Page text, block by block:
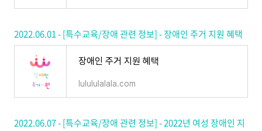
2022.06.01 - [특수교육/장애 관련 정보] - 장애인 주거 지원 혜택
장애인 주거 지원 혜택
lulululalala.com
2022.06.07 - [특수교육/장애 관련 정보] - 2022년 여성 장애인 지